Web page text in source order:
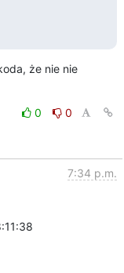
że nie nie
0
0
7:34 p.m.